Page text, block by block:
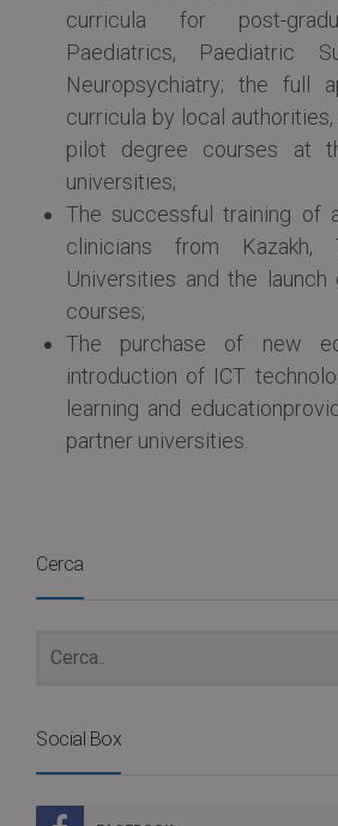
curricula for post-
Paediatrics, Paediatric
Neuropsychiatry; the full
curricula by local
pilot degree courses at
universities;
The successful training of
clinicians from Kazakh,
Universities and the
courses;
The purchase of new
introduction of ICT
learning and
partner universities.
Cerca
Social Box